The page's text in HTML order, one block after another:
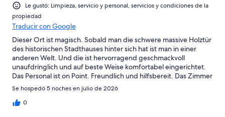
Le gustó: Limpieza, servicio y personal, servicios y condiciones de la
propiedad
Traducir con Google
Dieser Ort ist magisch. Sobald man die schwere massive Holztür
des historischen Stadthauses hinter sich hat ist man in einer
anderen Welt. Und die ist hervorragend geschmackvoll
unaufdringlich und auf beste Weise komfortabel eingerichtet.
Das Personal ist on Point. Freundlich und hilfsbereit. Das Zimmer
ist
Se hospedó 5 noches en julio de 2026
0